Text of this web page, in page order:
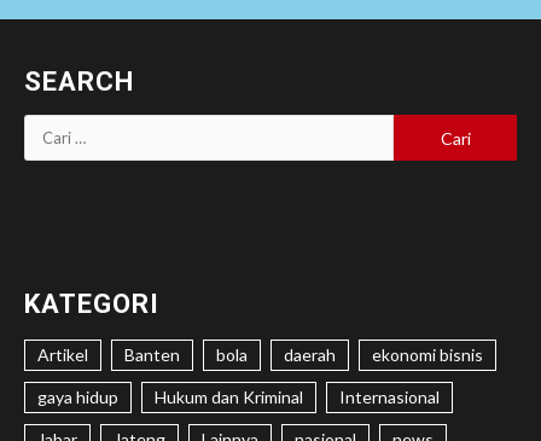
SEARCH
Cari
untuk:
KATEGORI
Artikel Banten bola daerah ekonomi bisnis
gaya hidup Hukum dan Kriminal Internasional